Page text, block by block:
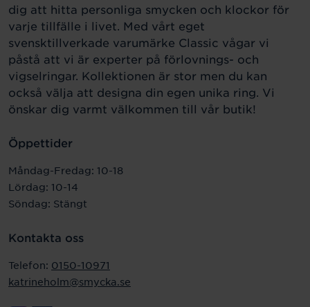
dig att hitta personliga smycken och klockor för
varje tillfälle i livet. Med vårt eget
svensktillverkade varumärke Classic vågar vi
påstå att vi är experter på förlovnings- och
vigselringar. Kollektionen är stor men du kan
också välja att designa din egen unika ring. Vi
önskar dig varmt välkommen till vår butik!
Öppettider
Måndag-Fredag: 10-18
Lördag: 10-14
Söndag: Stängt
Kontakta oss
Telefon: 0150-10971
katrineholm@smycka.se